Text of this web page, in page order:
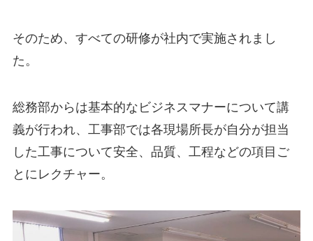
そのため、すべての研修が社内で実施されまし
た。
総務部からは基本的なビジネスマナーについて講
義が行われ、工事部では各現場所長が自分が担当
した工事について安全、品質、工程などの項目ご
とにレクチャー。